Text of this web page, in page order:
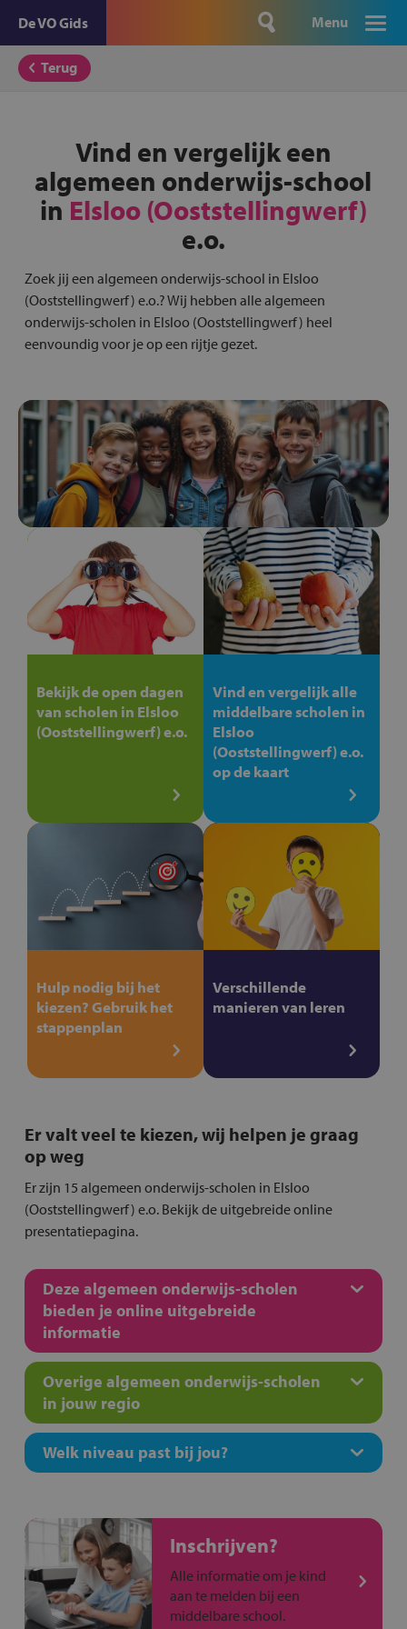
De VO Gids Menu
Terug
Vind en vergelijk een
algemeen onderwijs-school
in Elsloo (Ooststellingwerf)
e.o.
Zoek jij een algemeen onderwijs-school in Elsloo
(Ooststellingwerf) e.o.? Wij hebben alle algemeen
onderwijs-scholen in Elsloo (Ooststellingwerf) heel
eenvoundig voor je op een rijtje gezet.
Bekijk de open dagen
van scholen in Elsloo
(Ooststellingwerf) e.o.
Vind en vergelijk alle
middelbare scholen in
Elsloo
(Ooststellingwerf) e.o.
op de kaart
Hulp nodig bij het
kiezen? Gebruik het
stappenplan
Verschillende
manieren van leren
Er valt veel te kiezen, wij helpen je graag
op weg
Er zijn 15 algemeen onderwijs-scholen in Elsloo
(Ooststellingwerf) e.o. Bekijk de uitgebreide online
presentatiepagina.
Deze algemeen onderwijs-scholen
bieden je online uitgebreide
informatie
Overige algemeen onderwijs-scholen
in jouw regio
Welk niveau past bij jou?
Inschrijven?
Alle informatie om je kind
aan te melden bij een
middelbare school.